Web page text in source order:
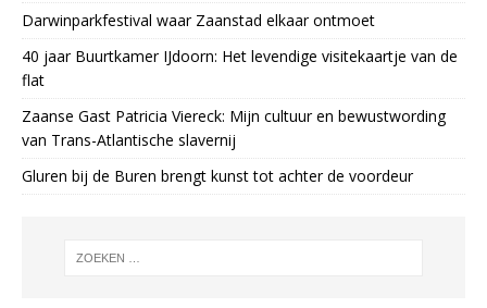
Darwinparkfestival waar Zaanstad elkaar ontmoet
40 jaar Buurtkamer IJdoorn: Het levendige visitekaartje van de
flat
Zaanse Gast Patricia Viereck: Mijn cultuur en bewustwording
van Trans-Atlantische slavernij
Gluren bij de Buren brengt kunst tot achter de voordeur